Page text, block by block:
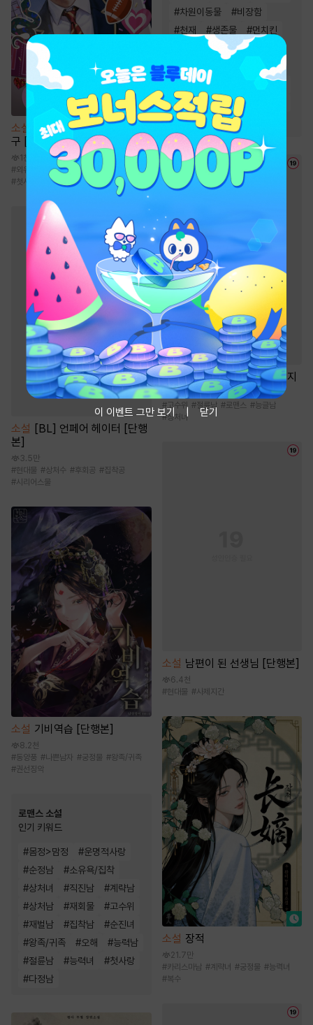
소설
나의 완벽한 쿼터백 남자친
구 [단행본]
1천
#외유내강 #외국인/혼혈 #집착남
#첫사랑 현대물
소설 [BL] 언페어 헤이터 [단행
본]
3.5만
#현대물 #상처수 #후회공 #집착공
#시리어스물
소설 기비역습 [단행본]
8.2천
#동양풍 #나쁜남자 #궁정물 #왕족/귀족
#권선징악
로맨스 소설
인기 키워드
#몸정>맘정 #운명적사랑
#순정남 #소유욕/집착
#상처녀 #직진남 #계략남
#상처남 #재회물 #고수위
#재벌남 #집착남 #순진녀
#왕족/귀족 #오해 #능력남
#절륜남 #능력녀 #첫사랑
#다정남
#차원이동물 #비장함
#천재 #생존물 #먼치킨
#
스포츠물
#게임시스템
경영/기업
#
회귀물
성장물
#환생물 #통쾌함
#재벌물 전쟁물
웹툰 떡 한 번 치면 안 잡아먹지
8.7만
#고수위 #절륜남 #로맨스 #능글남
#상처녀
소설 남편이 된 선생님 [단행본]
6.4천
#현대물 #사제지간
소설 장적
21.7만
#카리스마남 #계략녀 #궁정물 #능력녀
#복수
이 이벤트 그만 보기 닫기